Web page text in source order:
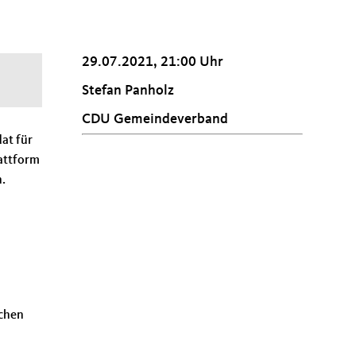
für
29.07.2021, 21:00 Uhr
Stefan Panholz
CDU Gemeindeverband